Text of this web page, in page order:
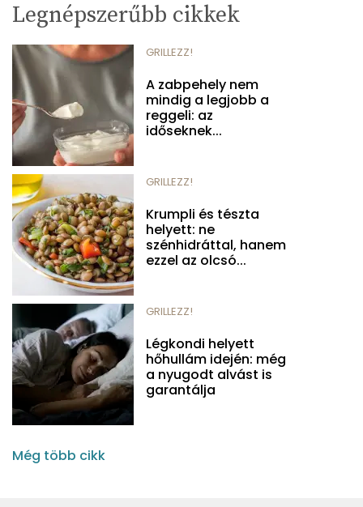
Legnépszerűbb cikkek
GRILLEZZ!
A zabpehely nem
mindig a legjobb a
reggeli: az
időseknek...
GRILLEZZ!
Krumpli és tészta
helyett: ne
szénhidráttal, hanem
ezzel az olcsó...
GRILLEZZ!
Légkondi helyett
hőhullám idején: még
a nyugodt alvást is
garantálja
Még több cikk